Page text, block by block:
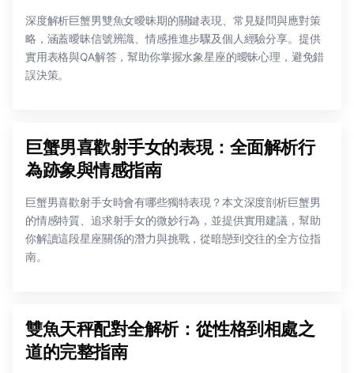
深度解析巨蟹男雙魚女曖昧期的關鍵表現、常見疑問與應對策
略，涵蓋曖昧信號辨識、情感推進步驟及個人經驗分享。提供
實用表格與QA解答，幫助你掌握水象星座的曖昧心理，避免錯
誤決策。
巨蟹男喜歡射手女的表現：全面解析行
為跡象與情感指南
巨蟹男喜歡射手女時會有哪些獨特表現？本文深度剖析巨蟹男
的情感特質、追求射手女的微妙行為，並提供實用建議，幫助
你解讀這段星座關係的潛力與挑戰，從暗戀到交往的全方位指
南。
雙魚天秤配對全解析：從性格到相處之
道的完整指南